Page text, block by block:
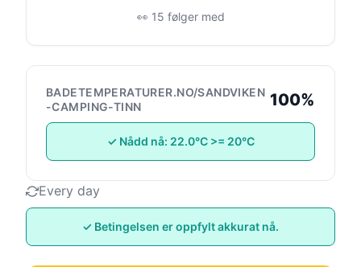
👀 15 følger med
BADETEMPERATURER.NO/SANDVIKEN
-CAMPING-TINN
100%
✓ Nådd nå: 22.0°C >= 20°C
Every day
✓ Betingelsen er oppfylt akkurat nå.